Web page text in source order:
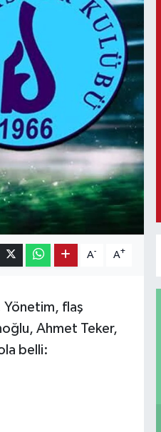
A- A+
Yönetim, flaş
Ahmet Teker,
belli: